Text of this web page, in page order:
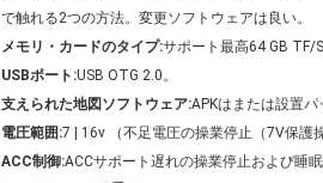
で触れる2つの方法。変更ソフトウェアは良い。
メモリ・カードのタイプ:サポート最高64 GB TF/
USBポート:USB OTG 2.0。
支えられた地図ソフトウェア:APKはまたは設置パ
電圧範囲:7 | 16v （不足電圧の操業停止（7V保護
ACC制御:ACCサポート遅れの操業停止および睡